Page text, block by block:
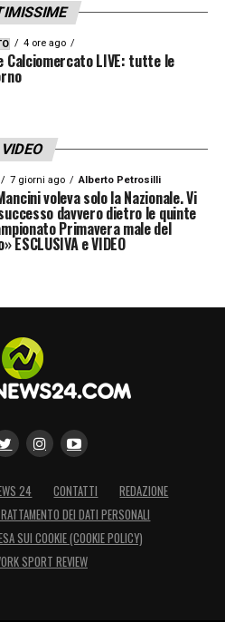
4 ore ago
Calciomercato LIVE: tutte le
VIDEO
7 giorni ago Alberto Petrosilli
voleva solo la Nazionale. Vi
davvero dietro le quinte
Primavera male del
ESCLUSIVA e VIDEO
24 CONTATTI
REDAZIONE
DEI DATI PERSONALI
SUI COOKIE (COOKIE POLICY)
SPORT REVIEW